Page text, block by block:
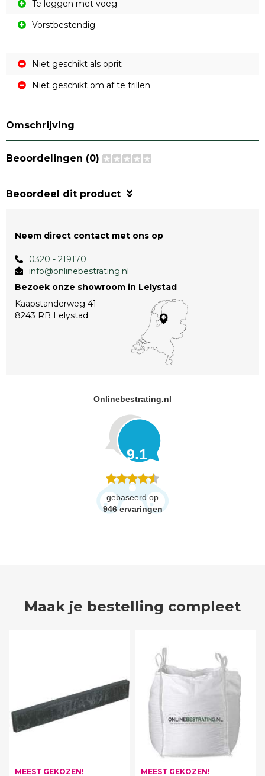
Te leggen met voeg
Vorstbestendig
Niet geschikt als oprit
Niet geschikt om af te trillen
Omschrijving
Beoordelingen (0)
Beoordeel dit product
Neem direct contact met ons op
0320 - 219170
info@onlinebestrating.nl
Bezoek onze showroom in Lelystad
Kaapstanderweg 41
8243 RB Lelystad
Onlinebestrating.nl
9.1
gebaseerd op
946 ervaringen
Maak je bestelling compleet
MEEST GEKOZEN! MEEST GEKOZEN!